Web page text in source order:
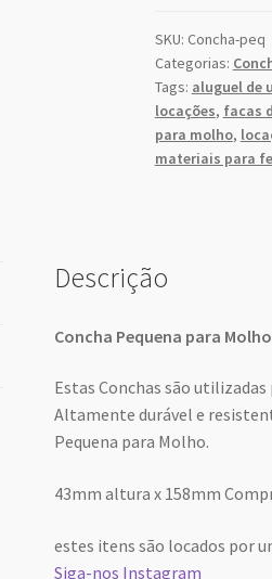
2 3
9 10
16 17
23 24
quantidade
SKU: Concha-peq
Categorias:
Tags: aluguel de
locações, facas
para molho,
materiais para
Descrição
Concha Pequena para Molho
Estas Conchas são
Altamente durável e
Pequena para Molho.
43mm altura x 158mm
estes itens são locados por
Siga-nos Instagram